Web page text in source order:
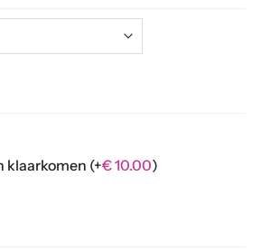
klaarkomen (+€10.00)